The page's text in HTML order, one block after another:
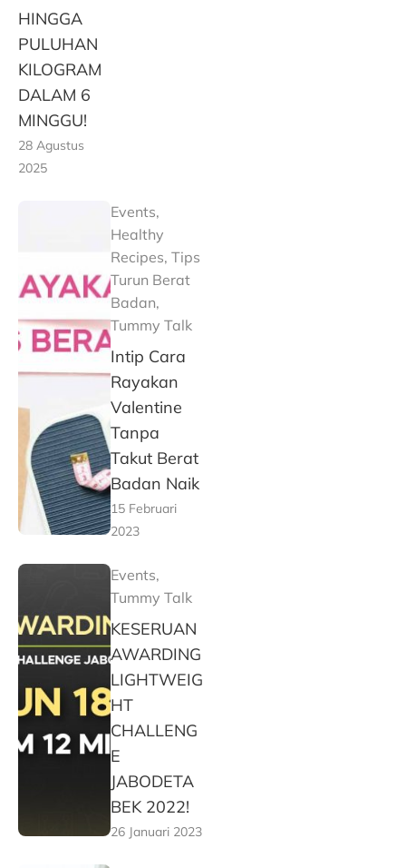
HINGGA
PULUHAN
KILOGRAM
DALAM 6
MINGGU!
28 Agustus
2025
Events,
Healthy
Recipes, Tips
Turun Berat
Badan,
Tummy Talk
Intip Cara
Rayakan
Valentine
Tanpa
Takut Berat
Badan Naik
15 Februari
2023
Events,
Tummy Talk
KESERUAN
AWARDING
LIGHTWEIG
HT
CHALLENG
E
JABODETA
BEK 2022!
26 Januari 2023